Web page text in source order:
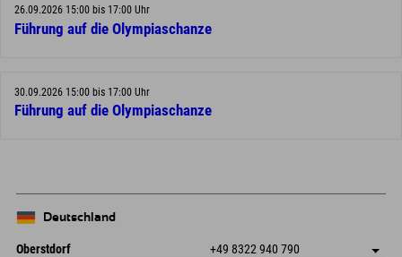
26.09.2026 15:00 bis 17:00 Uhr
Führung auf die Olympiaschanze
30.09.2026 15:00 bis 17:00 Uhr
Führung auf die Olympiaschanze
Deutschland
Oberstdorf +49 8322 940 790